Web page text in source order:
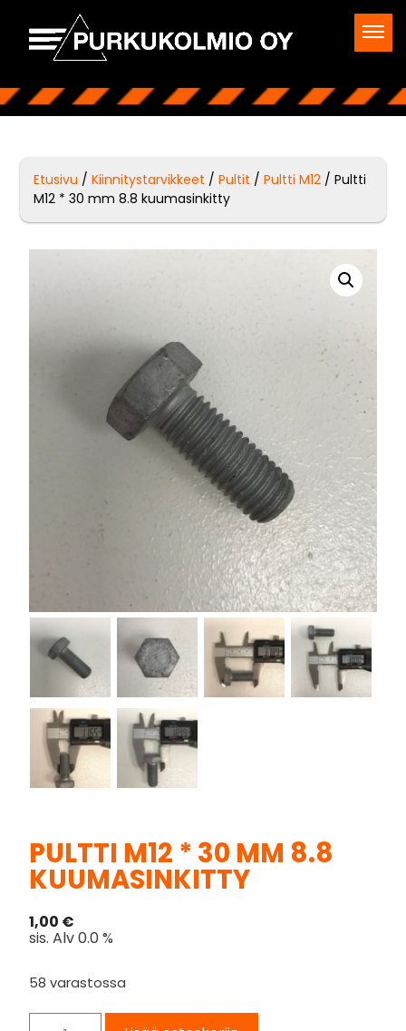
Etusivu /Kiinnitystarvikkeet /Pultit /Pultti M12 / Pultti
M12 * 30 mm 8.8 kuumasinkitty
PULTTI M12 * 30 MM 8.8
KUUMASINKITTY
1,00 €
sis. Alv 0.0 %
58 varastossa